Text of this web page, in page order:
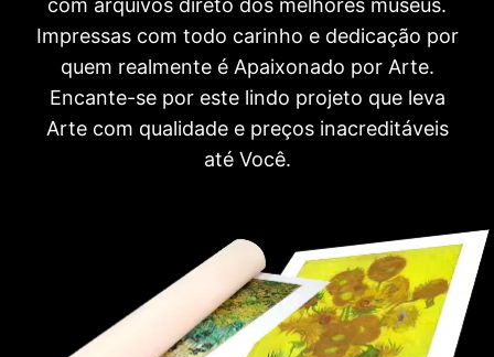
com arquivos direto dos melhores museus.
Impressas com todo carinho e dedicação por
quem realmente é Apaixonado por Arte.
Encante-se por este lindo projeto que leva
Arte com qualidade e preços inacreditáveis
até Você.